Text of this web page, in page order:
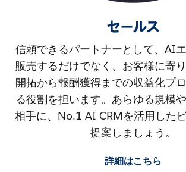
セールス
信頼できるパートナーとして、AI
販売するだけでなく、お客様に寄
開拓から報酬獲得までの収益化プ
る役割を担います。あらゆる規模
相手に、No.1 AI CRMを活用した
提案しましょう。
詳細はこちら